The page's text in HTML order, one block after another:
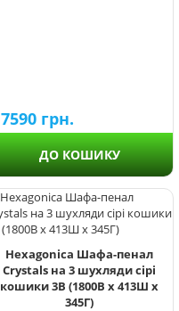
7590 грн.
ДО КОШИКУ
Hexagonica Шафа-пенал
Crystals на 3 шухляди сірі
кошики 3В (1800В х 413Ш х
345Г)